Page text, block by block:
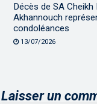
Décès de SA
Akhannouch
condoléances
13/07/2026
Laisser un